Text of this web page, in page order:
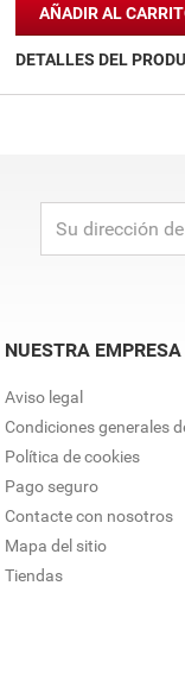

AÑADIR AL
DETALLES DEL
NUESTRA EMPRESA
Aviso legal
Condiciones generales
Política de cookies
Pago seguro
Contacte con nosotros
Mapa del sitio
Tiendas